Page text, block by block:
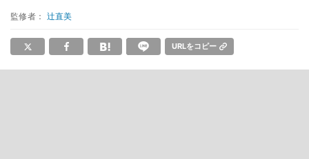
監修者：辻直美
URLをコピー